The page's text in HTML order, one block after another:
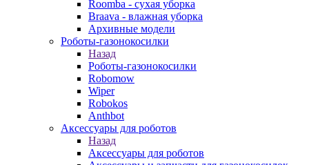
Roomba - сухая уборка
Braava - влажная уборка
Архивные модели
Роботы-газонокосилки
Назад
Роботы-газонокосилки
Robomow
Wiper
Robokos
Anthbot
Аксессуары для роботов
Назад
Аксессуары для роботов